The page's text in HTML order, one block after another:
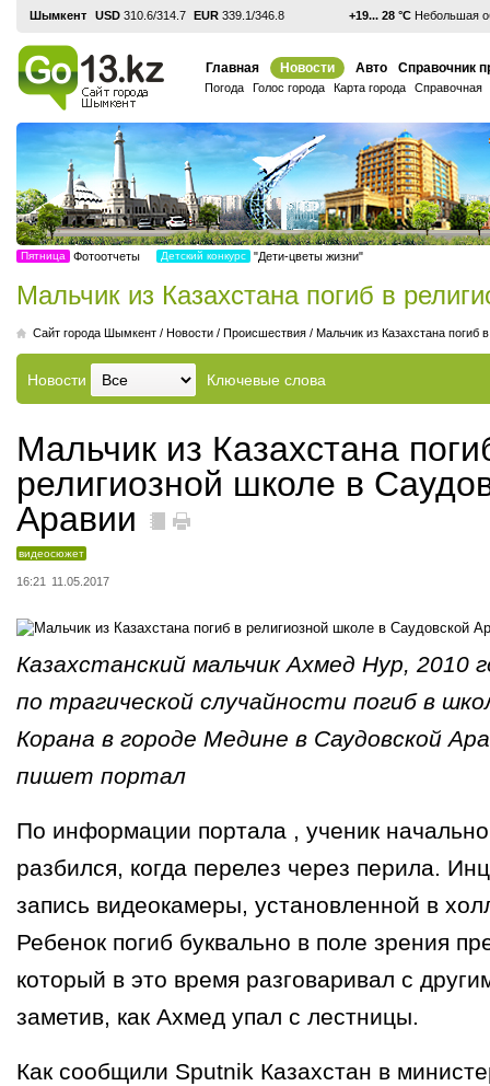
Шымкент USD 310.6/314.7 EUR 339.1/346.8 +19... 28 °С Небольшая
Главная Новости Авто Справочник
Погода Голос города Карта города Справочная
Пятница Фотоотчеты Детский конкурс "Дети-цветы жизни"
Мальчик из Казахстана погиб в
Cайт города Шымкент / Новости / Происшествия / Мальчик из Казахстана погиб
Новости Ключевые слова
Мальчик из Казахстана
религиозной школе в
Аравии
видеосюжет
16:21 11.05.2017
Казахстанский мальчик Ахмед Нур, 2010
по трагической случайности погиб в
Корана в городе Медине в Саудовской
пишет портал
По информации портала , ученик
разбился, когда перелез через перила.
запись видеокамеры, установленной в
Ребенок погиб буквально в поле зрения
который в это время разговаривал с
заметив, как Ахмед упал с лестницы.
Как сообщили Sputnik Казахстан в